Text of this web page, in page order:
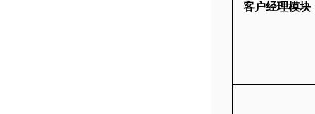
客户经理模块